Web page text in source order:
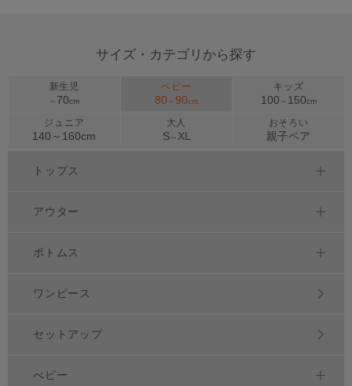
サイズ・カテゴリから探す
新生児
～ 70cm
ベビー
80 ～90cm
キッズ
100 ～ 150cm
ジュニア
140～ 160cm
大人
S～ XL
おそろい
親子ペア
トップス
アウター
ボトムス
ワンピース
セットアップ
べビー